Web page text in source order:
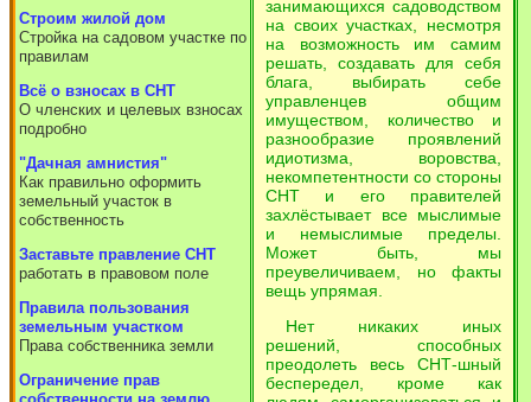
Cтроим жилой дом
Стройка на садовом участке по
правилам
Всё о взносах в СНТ
О членских и целевых взносах
подробно
"Дачная амнистия"
Как правильно оформить
земельный участок в
собственность
Заставьте правление СНТ
работать в правовом поле
Правила пользования
земельным участком
Права собственника земли
Ограничение прав
занимающихся садоводством
на своих участках, несмотря
на возможность им самим
решать, создавать для себя
блага, выбирать себе
управленцев общим
имуществом, количество и
разнообразие проявлений
идиотизма, воровства,
некомпетентности со стороны
СНТ и его правителей
захлёстывает все мыслимые
и немыслимые пределы.
Может быть, мы
преувеличиваем, но факты
вещь упрямая.
Нет никаких иных
решений, способных
преодолеть весь СНТ-шный
беспередел, кроме как